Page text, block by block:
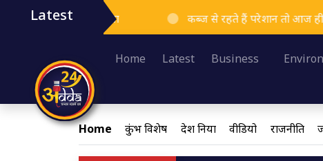
Latest
मचाया हंगामा कब्ज से रहते हैं परेशान तो आज ही करें ये घरेलू
Home Latest Business
Home कुंभ विशेष देश दुनिया वीडियो राजनीति